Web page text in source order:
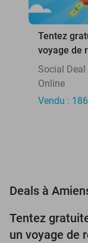
Tentez
voyage de
Social Deal
Online
Vendu :
Deals à
Tentez
un voyage de